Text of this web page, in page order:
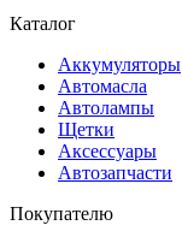
Каталог
Аккумуляторы
Автомасла
Автолампы
Щетки
Аксессуары
Автозапчасти
Покупателю